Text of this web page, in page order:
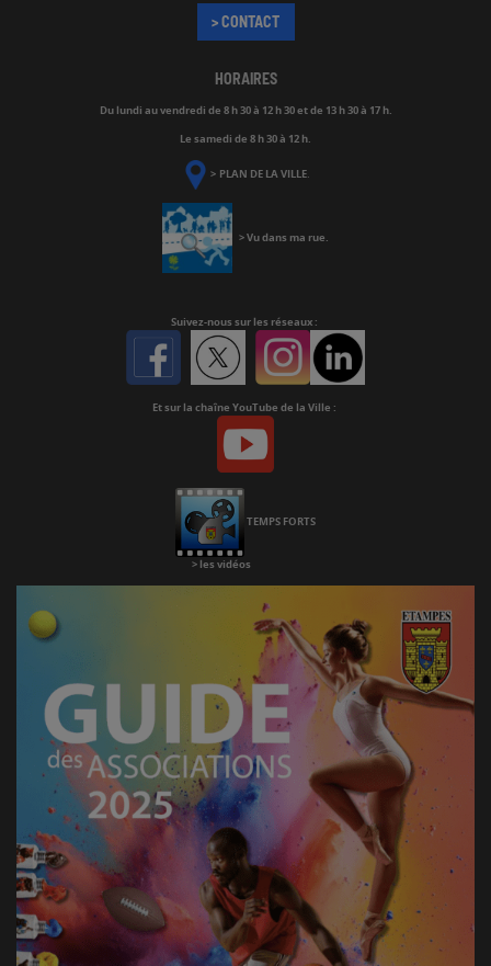
> CONTACT
HORAIRES
Du lundi au vendredi de 8 h 30 à 12 h 30 et de 13 h 30 à 17 h.
Le samedi de 8 h 30 à 12 h.
> PLAN DE LA VILLE.
>Vu dans ma rue.
Suivez-nous sur les réseaux :
Facebook
Twitter Instagram
Et sur la chaîne YouTube de la Ville :
Youtube
Chaine
TEMPS FORTS
> les vidéos